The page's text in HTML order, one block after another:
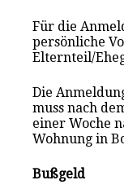
Für die
persönliche
Elternteil/
Die
muss nach
einer Woche
Wohnung in
Bußgeld